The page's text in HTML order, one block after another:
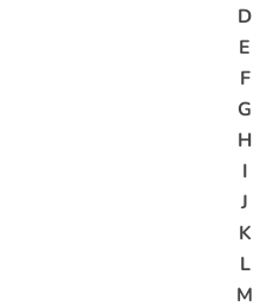
D
E
F
G
H
I
J
K
L
M